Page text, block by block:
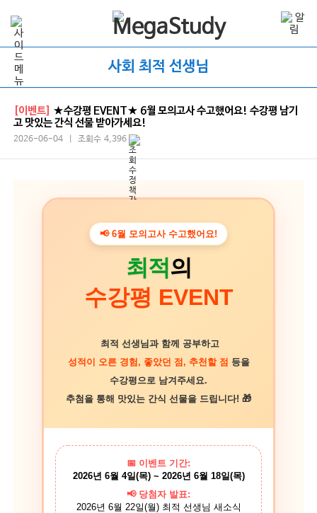
사회 최적 선생님
[이벤트]
★수강평 EVENT★ 6월 모의고사 수고했어요! 수강평 남기
고 맛있는 간식 선물 받아가세요!
2026-06-04 | 조회수 4,396
📢 6월 모의고사 수고했어요!
최적의
수강평 EVENT
최적 선생님과 함께 공부하고
성적이 오른 경험, 좋았던 점, 추천할 점 등을
수강평으로 남겨주세요.
추첨을 통해 맛있는 간식 선물을 드립니다! 🎁
📅 이벤트 기간:
2026년 6월 4일(목) ~ 2026년 6월 18일(목)
📢 당첨자 발표:
2026년 6월 22일(월) 최적 선생님 새소식